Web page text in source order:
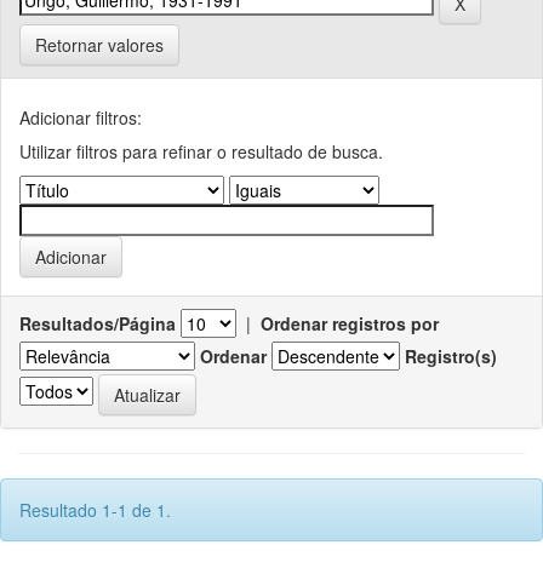
Retornar valores
Adicionar filtros:
Utilizar filtros para refinar o resultado de busca.
Resultados/Página | Ordenar registros por
Ordenar
Registro(s)
Resultado 1-1 de 1.